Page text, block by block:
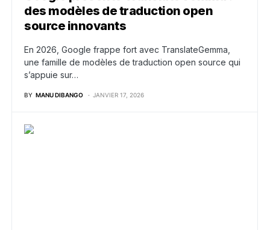
des modèles de traduction open
source innovants
En 2026, Google frappe fort avec TranslateGemma,
une famille de modèles de traduction open source qui
s’appuie sur…
BY MANU DIBANGO JANVIER 17, 2026